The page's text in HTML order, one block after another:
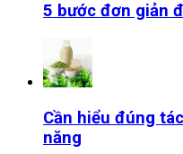
5 bước đơn giản
Cần hiểu đúng
năng